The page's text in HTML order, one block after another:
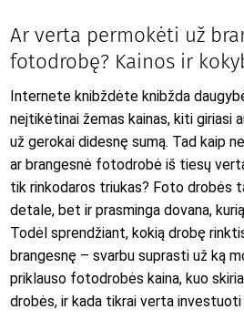
Ar verta permokėti už
fotodrobę? Kainos ir
Internete knibždėte knibžda
neįtikėtinai žemas kainas, kiti giriasi
už gerokai didesnę sumą. Tad kaip
ar brangesnė fotodrobė iš tiesų
tik rinkodaros triukas? Foto drobės
detale, bet ir prasminga dovana,
Todėl sprendžiant, kokią drobę
brangesnę – svarbu suprasti už ką
priklauso fotodrobės kaina, kuo
drobės, ir kada tikrai verta investuoti